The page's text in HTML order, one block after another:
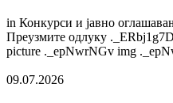
in Конкурси и јавно
Преузмите одлуку
picture ._epNwrNGv img
09.07.2026